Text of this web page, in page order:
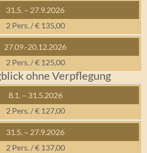
2 Pers. / € 135,00
2 Pers. / € 125,00
ohne Verpflegung
2 Pers. / € 127,00
2 Pers. / € 137,00